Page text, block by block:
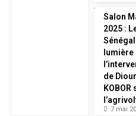
Salon
2025 :
Sénégal
lumière
de
KOBOR
7 mai